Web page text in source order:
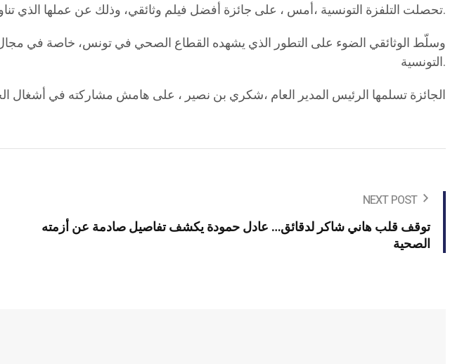
تحصلت التلفزة التونسية ،أمس ، على جائزة أفضل فيلم وثائقي، وذلك عن عملها الذي تناول نجاح أول عملية جراحية روبوتية في تونس، في إنجاز طبي يُعدّ سابقة وطنية بارزة.
وسلّط الوثائقي الضوء على التطور الذي يشهده القطاع الصحي في تونس، خاصة في مجال
التونسية.
الجائزة تسلمها الرئيس المدير العام ،شكري بن نصير ، على هامش مشاركته في أشغال
NEXT POST
توقف قلب هاني شاكر لدقائق… عادل حمودة يكشف تفاصيل صادمة عن أزمته
الصحية